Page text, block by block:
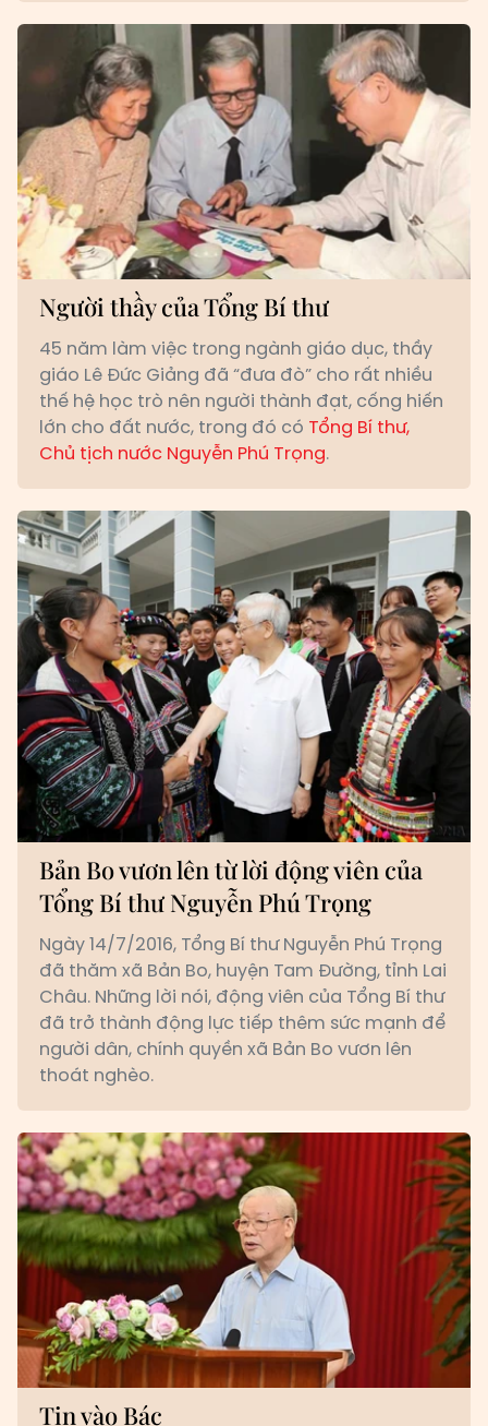
Người thầy của Tổng Bí thư
45 năm làm việc trong ngành giáo dục, thầy
giáo Lê Đức Giảng đã “đưa đò” cho rất nhiều
thế hệ học trò nên người thành đạt, cống hiến
lớn cho đất nước, trong đó có Tổng Bí thư,
Chủ tịch nước Nguyễn Phú Trọng.
Bản Bo vươn lên từ lời động viên của
Tổng Bí thư Nguyễn Phú Trọng
Ngày 14/7/2016, Tổng Bí thư Nguyễn Phú Trọng
đã thăm xã Bản Bo, huyện Tam Đường, tỉnh Lai
Châu. Những lời nói, động viên của Tổng Bí thư
đã trở thành động lực tiếp thêm sức mạnh để
người dân, chính quyền xã Bản Bo vươn lên
thoát nghèo.
Tin vào Bác